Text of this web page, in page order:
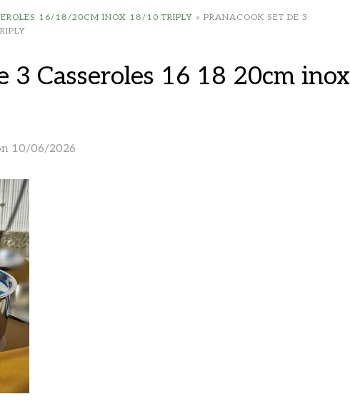
16/18/20CM INOX 18/10 TRIPLY » PRANACOOK SET DE 3
3 Casseroles 16 18 20cm inox
10/06/2026